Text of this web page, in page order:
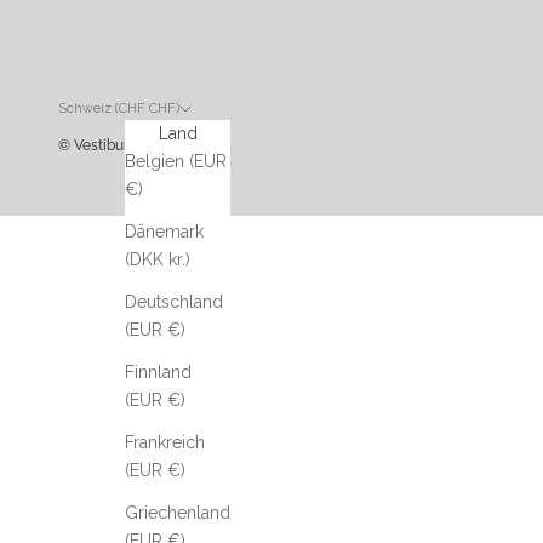
Schweiz (CHF CHF)
Land
Belgien (EUR
€)
Dänemark
(DKK kr.)
Deutschland
(EUR €)
Finnland
(EUR €)
Frankreich
(EUR €)
Griechenland
© Vestibule